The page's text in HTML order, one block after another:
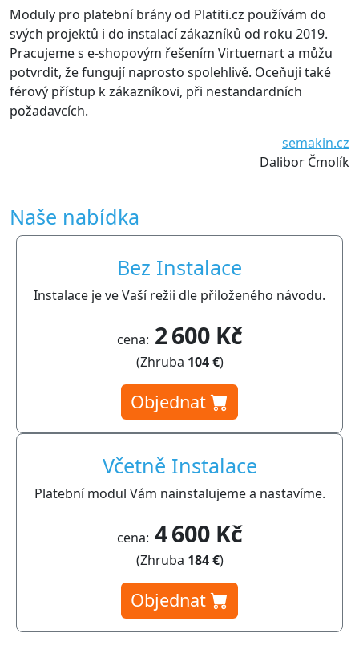
pro platební brány od Platiti.cz používám do
projektů i do instalací zákazníků od roku 2019.
s e-shopovým řešením Virtuemart a můžu
že fungují naprosto spolehlivě. Oceňuji také
přístup k zákazníkovi, při nestandardních
semakin.cz
Dalibor Čmolík
Naše nabídka
Bez Instalace
Instalace je ve Vaší režii dle přiloženého návodu.
cena: 2 600 Kč
(Zhruba 104 €)
Objednat
Včetně Instalace
Platební modul Vám nainstalujeme a nastavíme.
cena: 4 600 Kč
(Zhruba 184 €)
Objednat